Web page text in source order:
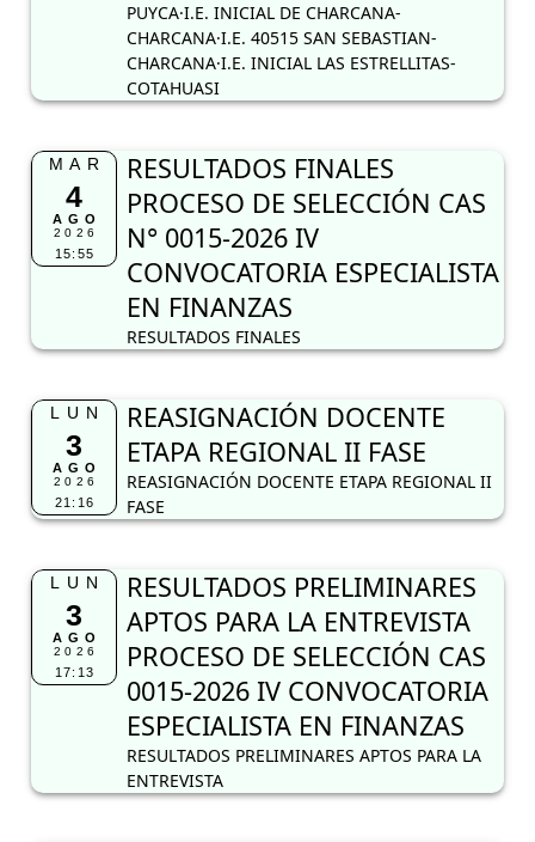
PUYCA·I.E. INICIAL DE CHARCANA-
CHARCANA·I.E. 40515 SAN SEBASTIAN-
CHARCANA·I.E. INICIAL LAS ESTRELLITAS-
COTAHUASI
MAR
4
AGO
2026
15:55
RESULTADOS FINALES
PROCESO DE SELECCIÓN CAS
N° 0015-2026 IV
CONVOCATORIA ESPECIALISTA
EN FINANZAS
RESULTADOS FINALES
LUN
3
AGO
2026
21:16
REASIGNACIÓN DOCENTE
ETAPA REGIONAL II FASE
REASIGNACIÓN DOCENTE ETAPA REGIONAL II
FASE
LUN
3
AGO
2026
17:13
RESULTADOS PRELIMINARES
APTOS PARA LA ENTREVISTA
PROCESO DE SELECCIÓN CAS
0015-2026 IV CONVOCATORIA
ESPECIALISTA EN FINANZAS
RESULTADOS PRELIMINARES APTOS PARA LA
ENTREVISTA